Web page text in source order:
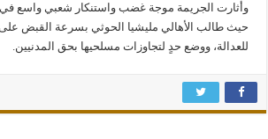
وأثارت الجريمة موجة غضب واستنكار شعبي واسع
حيث طالب الأهالي مليشيا الحوثي بسرعة القبض على
للعدالة، ووضع حدٍ لتجاوزات مسلحيها بحق المدنيين.